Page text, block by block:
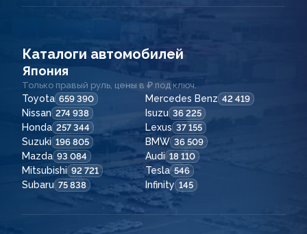
Каталоги автомобилей
Япония
Только правый руль, цены в ₽ под ключ.
Toyota 659 390 Mercedes Benz 42 419
Nissan 274 938 Isuzu 36 225
Honda 257 344 Lexus 37 155
Suzuki 196 805 BMW 36 509
Mazda 93 084 Audi 18 110
Mitsubishi 92 721 Tesla 546
Subaru 75 838 Infinity 145